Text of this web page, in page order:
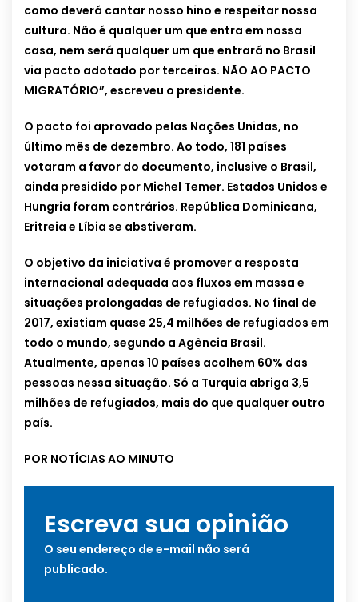
como deverá cantar nosso hino e respeitar nossa
cultura. Não é qualquer um que entra em nossa
casa, nem será qualquer um que entrará no Brasil
via pacto adotado por terceiros. NÃO AO PACTO
MIGRATÓRIO”, escreveu o presidente.
O pacto foi aprovado pelas Nações Unidas, no
último mês de dezembro. Ao todo, 181 países
votaram a favor do documento, inclusive o Brasil,
ainda presidido por Michel Temer. Estados Unidos e
Hungria foram contrários. República Dominicana,
Eritreia e Líbia se abstiveram.
O objetivo da iniciativa é promover a resposta
internacional adequada aos fluxos em massa e
situações prolongadas de refugiados. No final de
2017, existiam quase 25,4 milhões de refugiados em
todo o mundo, segundo a Agência Brasil.
Atualmente, apenas 10 países acolhem 60% das
pessoas nessa situação. Só a Turquia abriga 3,5
milhões de refugiados, mais do que qualquer outro
país.
POR NOTÍCIAS AO MINUTO
Escreva sua opinião
O seu endereço de e-mail não será
publicado.